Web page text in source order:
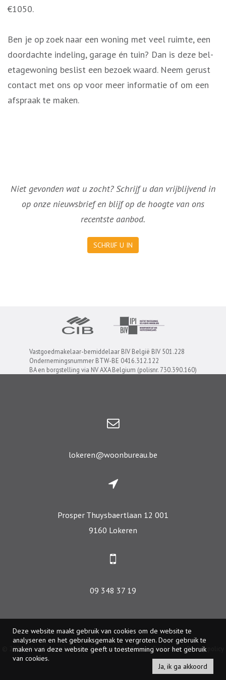
€1050.
Ben je op zoek naar een woning met veel ruimte, een
doordachte indeling, garage én tuin? Dan is deze bel-
etagewoning beslist een bezoek waard. Neem gerust
contact met ons op voor meer informatie of om een
afspraak te maken.
Niet gevonden wat u zocht? Schrijf u dan vrijblijvend in
op onze nieuwsbrief en blijf op de hoogte van ons
recentste aanbod.
SCHRIJF U IN
Vastgoedmakelaar-bemiddelaar BIV België BIV 501.228
Ondernemingsnummer BTW-BE 0416.312.122
BA en borgstelling via NV AXA Belgium (polisnr. 730.390.160)
lokeren@woonbureau.be
Prosper Thuysbaertlaan 12 001
9160 Lokeren
09 348 37 19
© 2026 - Woonbureau Lokeren - Developed by Zabun-Disclaimer -Privacy policy
Deze website maakt gebruik van cookies om de website te
analyseren en het gebruiksgemak te vergroten. Door gebruik te
maken van deze website geeft u toestemming voor het gebruik
van cookies.
Ja, ik ga akkoord